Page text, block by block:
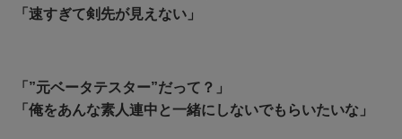
「速すぎて剣先が見えない」
「”元ベータテスター”だって？」
「俺をあんな素人連中と一緒にしないでもらいたいな」